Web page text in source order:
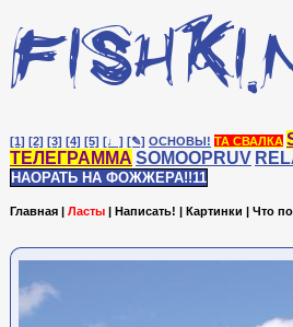
[1] [2] [3] [4] [5] [♩] [✎] ОСНОВЫ! ТА СВАЛКА
ТЕЛЕГРАММА SOMOOPRUV
НАОРАТЬ НА ФОЖЖЕРА!!11
Главная | Ласты | Написать! | Картинки | Что